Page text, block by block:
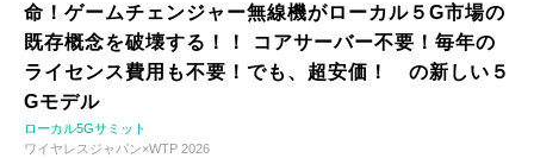
命！ゲームチェンジャー無線機がローカル５G市場の
既存概念を破壊する！！ コアサーバー不要！毎年の
ライセンス費用も不要！でも、超安価！ の新しい５
Gモデル
ローカル5Gサミット
ワイヤレスジャパン×WTP 2026